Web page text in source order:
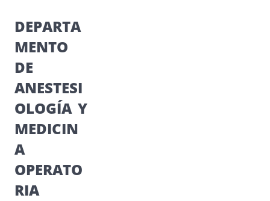
DEPARTA
MENTO
DE
ANESTESI
OLOGÍA Y
MEDICIN
A
OPERATO
RIA